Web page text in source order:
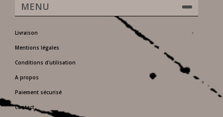
MENU
Livraison
Mentions légales
Conditions d'utilisation
A propos
Paiement sécurisé
Contact